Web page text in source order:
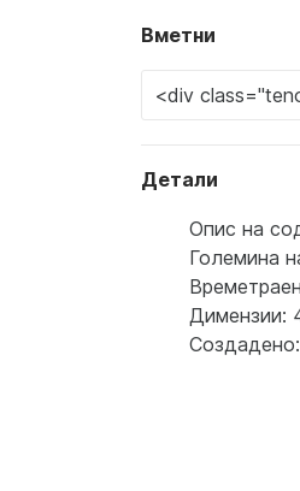
Вметни
Детали
Опис на
Големина
Димензии: